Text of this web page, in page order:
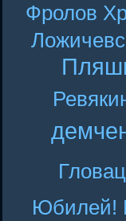
Фролов
Юбилей!